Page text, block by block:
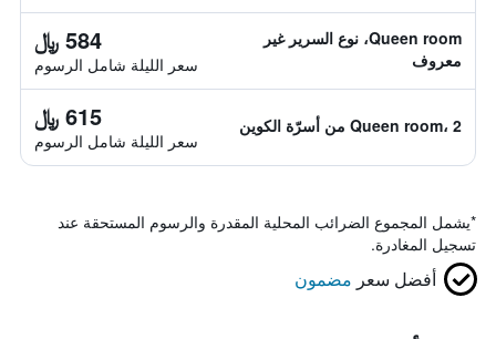
Queen room، نوع السرير غير
معروف
584 ﷼
سعر الليلة شامل الرسوم
Queen room، 2 من أسرّة الكوين 615 ﷼
سعر الليلة شامل الرسوم
*يشمل المجموع الضرائب المحلية المقدرة والرسوم المستحقة عند
تسجيل المغادرة.
أفضل سعر مضمون